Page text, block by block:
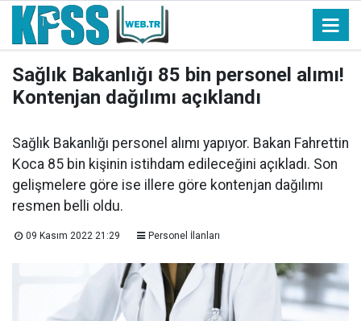
Sağlık Bakanlığı 85 bin personel alımı!
Kontenjan dağılımı açıklandı
Sağlık Bakanlığı personel alımı yapıyor. Bakan Fahrettin
Koca 85 bin kişinin istihdam edileceğini açıkladı. Son
gelişmelere göre ise illere göre kontenjan dağılımı
resmen belli oldu.
09 Kasım 2022 21:29 Personel İlanları